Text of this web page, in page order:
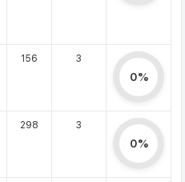
156 3
0%
298 3
0%